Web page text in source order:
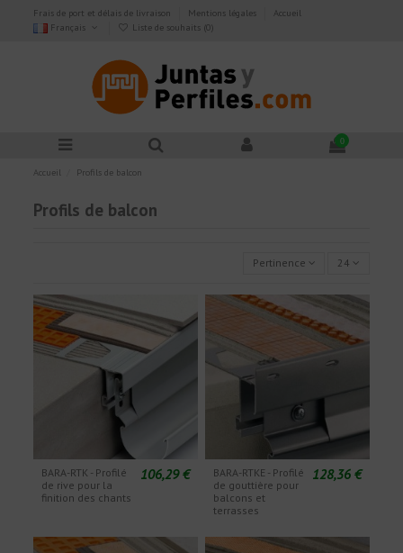
Frais de port et délais de livraison Mentions légales
Accueil
Français
Liste de souhaits (0)
0
Accueil Profils de balcon
Profils de balcon
Pertinence 24
BARA-RTK - Profilé
de rive pour la
finition des chants
106,29 €
BARA-RTKE - Profilé
de gouttière pour
balcons et
terrasses
128,36 €